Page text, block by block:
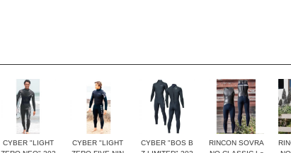
CYBER "LIGHT
CYBER "LIGHT
CYBER "BOS B
RINCON SOVRA